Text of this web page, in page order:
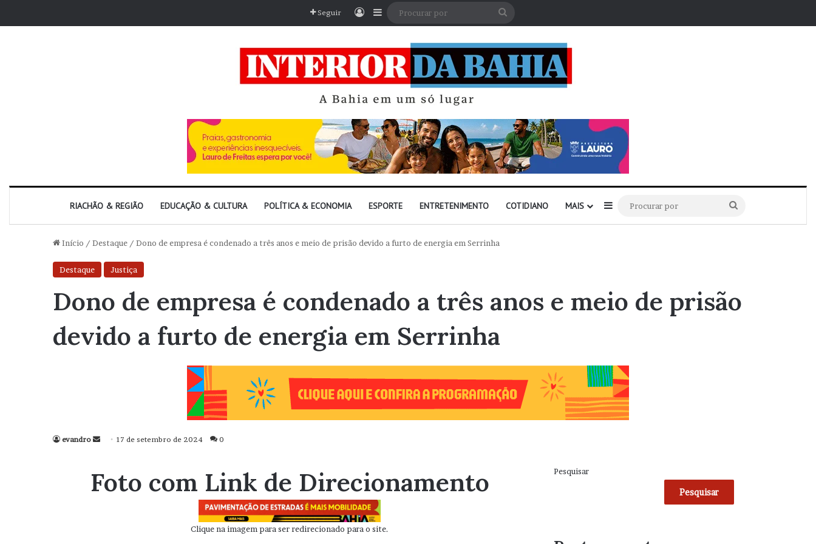
Seguir EntrarBarra Lateral
RIACHÃO & REGIÃO EDUCAÇÃO & CULTURA POLÍTICA & ECONOMIA ESPORTE ENTRETENIMENTO COTIDIANO MAIS Barra Lateral
por
Início / Destaque / Dono de empresa é condenado a três anos e meio de prisão devido a furto de energia em Serrinha
Destaque Justiça
Dono de empresa é condenado a três anos e meio de prisão
devido a furto de energia em Serrinha
evandro
Mande
mail
17 de setembro de 2024 0
Foto com Link de Direcionamento
Clique na imagem para ser redirecionado para o site.
Pesquisar
Pesquisar